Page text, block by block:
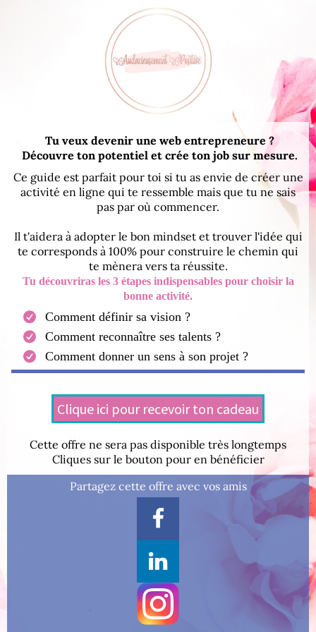
Tu veux devenir une web entrepreneure ?
Découvre ton potentiel et crée ton job sur mesure.
Ce guide est parfait pour toi si tu as envie de créer une
activité en ligne qui te ressemble mais que tu ne sais
pas par où commencer.
Il t'aidera à adopter le bon mindset et trouver l'idée qui
te corresponds à 100% pour construire le chemin qui
te mènera vers ta réussite.
Tu découvriras les 3 étapes indispensables pour choisir la
bonne activité.
Comment définir sa vision ?
Comment reconnaître ses talents ?
Comment donner un sens à son projet ?
Clique ici pour recevoir ton cadeau
Cette offre ne sera pas disponible très longtemps
Cliques sur le bouton pour en bénéficier
Partagez cette offre avec vos amis